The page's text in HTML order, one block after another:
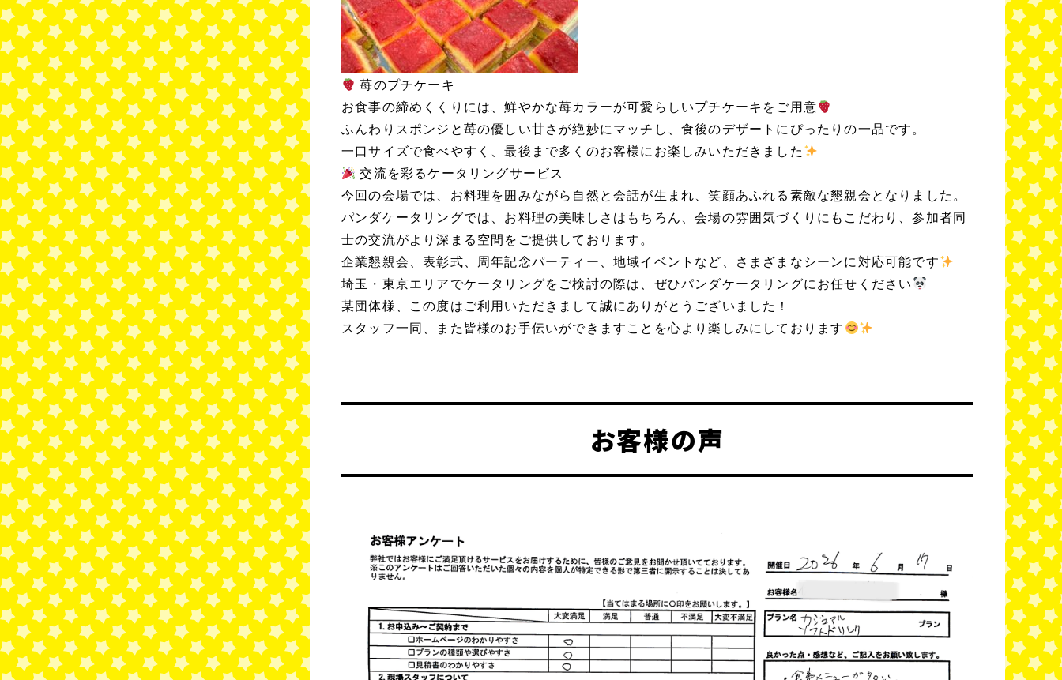
苺のプチケーキ
お食事の締めくくりには、鮮やかな苺カラーが可愛らしいプチケーキをご用意
ふんわりスポンジと苺の優しい甘さが絶妙にマッチし、食後のデザートにぴったりの一品です。
一口サイズで食べやすく、最後まで多くのお客様にお楽しみいただきました
交流を彩るケータリングサービス
今回の会場では、お料理を囲みながら自然と会話が生まれ、笑顔あふれる素敵な懇親会となりました。
パンダケータリングでは、お料理の美味しさはもちろん、会場の雰囲気づくりにもこだわり、参加者同
士の交流がより深まる空間をご提供しております。
企業懇親会、表彰式、周年記念パーティー、地域イベントなど、さまざまなシーンに対応可能です
埼玉・東京エリアでケータリングをご検討の際は、ぜひパンダケータリングにお任せください
某団体様、この度はご利用いただきまして誠にありがとうございました！
スタッフ一同、また皆様のお手伝いができますことを心より楽しみにしております
お客様の声